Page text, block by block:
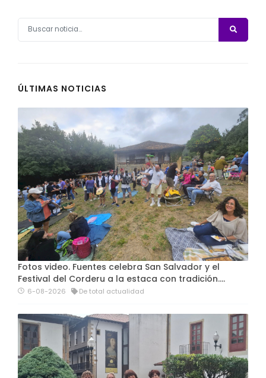
ÚLTIMAS NOTICIAS
Fotos video. Fuentes celebra San Salvador y el
Festival del Corderu a la estaca con tradición....
6-08-2026 De total actualidad